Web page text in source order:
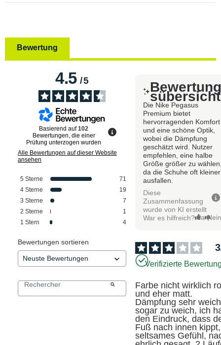
Bewertung
4.5/5
Basierend auf102
Bewertungen, die einer
Prüfung unterzogen wurden
Alle Bewertungen auf dieser Website
ansehen
5 Sterne
71
4 Sterne
19
3 Sterne
7
2 Sterne
1
1 Stern 4
Bewertungen sortieren
sübersicht
Die Nike Pegasus
Premium bietet
hervorragenden Komfort
und eine schöne Optik,
wobei die Dämpfung
geschätzt wird. Nutzer
empfehlen, eine halbe
Größe größer zu
da die Schuhe oft kleiner
ausfallen.
Diese
Zusammenfassung
wurde von KI erstellt
War es hilfreich? Ja
3
Verifizierte
Farbe nicht wirklich
und eher matt.
Dämpfung sehr
sogar zu weich, ich
den Eindruck, dass
Fuß nach innen kippt,
seltsames Gefühl,